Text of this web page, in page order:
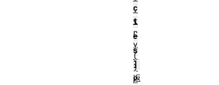
c
i
e
s
]
返
.
t
r
y
(
)
P